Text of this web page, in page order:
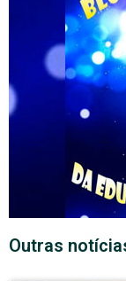
Outras